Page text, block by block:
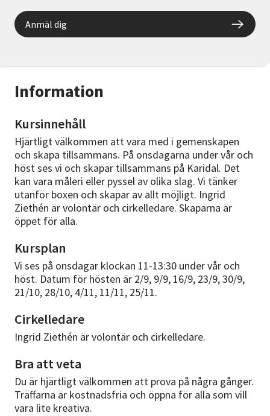
Information
Kursinnehåll
Hjärtligt välkommen att vara med i gemenskapen
och skapa tillsammans. På onsdagarna under vår och
höst ses vi och skapar tillsammans på Karidal. Det
kan vara måleri eller pyssel av olika slag. Vi tänker
utanför boxen och skapar av allt möjligt. Ingrid
Ziethén är volontär och cirkelledare. Skaparna är
öppet för alla.
Kursplan
Vi ses på onsdagar klockan 11-13:30 under vår och
höst. Datum för hösten är 2/9, 9/9, 16/9, 23/9, 30/9,
21/10, 28/10, 4/11, 11/11, 25/11.
Cirkelledare
Ingrid Ziethén är volontär och cirkelledare.
Bra att veta
Du är hjärtligt välkommen att prova på några gånger.
Träffarna är kostnadsfria och öppna för alla som vill
vara lite kreativa.
Anmäl dig